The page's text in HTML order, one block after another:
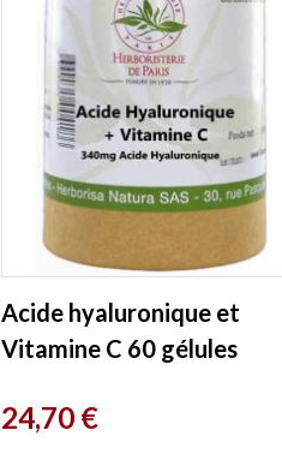
Acide hyaluronique et
Vitamine C 60 gélules
Prix
24,70 €